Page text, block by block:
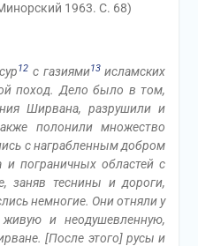
1963. С. 68)
12 с газиями13исламских
поход. Дело было в том,
Ширвана, разрушили и
полонили множество
с награбленным добром
пограничных областей с
заняв теснины и дороги,
немногие. Они отняли у
и неодушевленную,
[После этого] русы и